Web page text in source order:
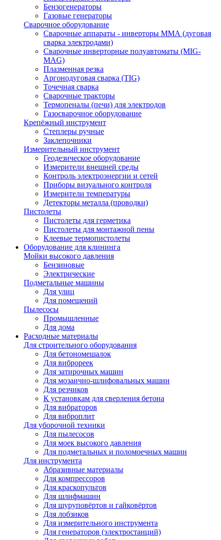
Бензогенераторы
Газовые генераторы
Сварочное оборудование
Сварочные аппараты - инверторы ММА (дуговая
сварка электродами)
Сварочные инверторные полуавтоматы (MIG-
MAG)
Плазменная резка
Аргонодуговая сварка (TIG)
Точечная сварка
Сварочные тракторы
Термопеналы (печи) для электродов
Газосварочное оборудование
Крепёжный инструмент
Степлеры ручные
Заклепочники
Измерительный инструмент
Геодезическое оборудование
Измерители внешней среды
Контроль электроэнергии и сетей
Приборы визуального контроля
Измерители температуры
Детекторы металла (проводки)
Пистолеты
Пистолеты для герметика
Пистолеты для монтажной пены
Клеевые термопистолеты
Оборудование для клининга
Мойки высокого давления
Бензиновые
Электрические
Подметальные машины
Для улиц
Для помещений
Пылесосы
Промышленные
Для дома
Расходные материалы
Для строительного оборудования
Для бетономешалок
Для виброреек
Для затирочных машин
Для мозаично-шлифовальных машин
Для резчиков
К установкам для сверления бетона
Для вибраторов
Для виброплит
Для уборочной техники
Для пылесосов
Для моек высокого давления
Для подметальных и поломоечных машин
Для инструмента
Абразивные материалы
Для компрессоров
Для краскопультов
Для шлифмашин
Для шуруповёртов и гайковёртов
Для лобзиков
Для измерительного инструмента
Для генераторов (электростанций)